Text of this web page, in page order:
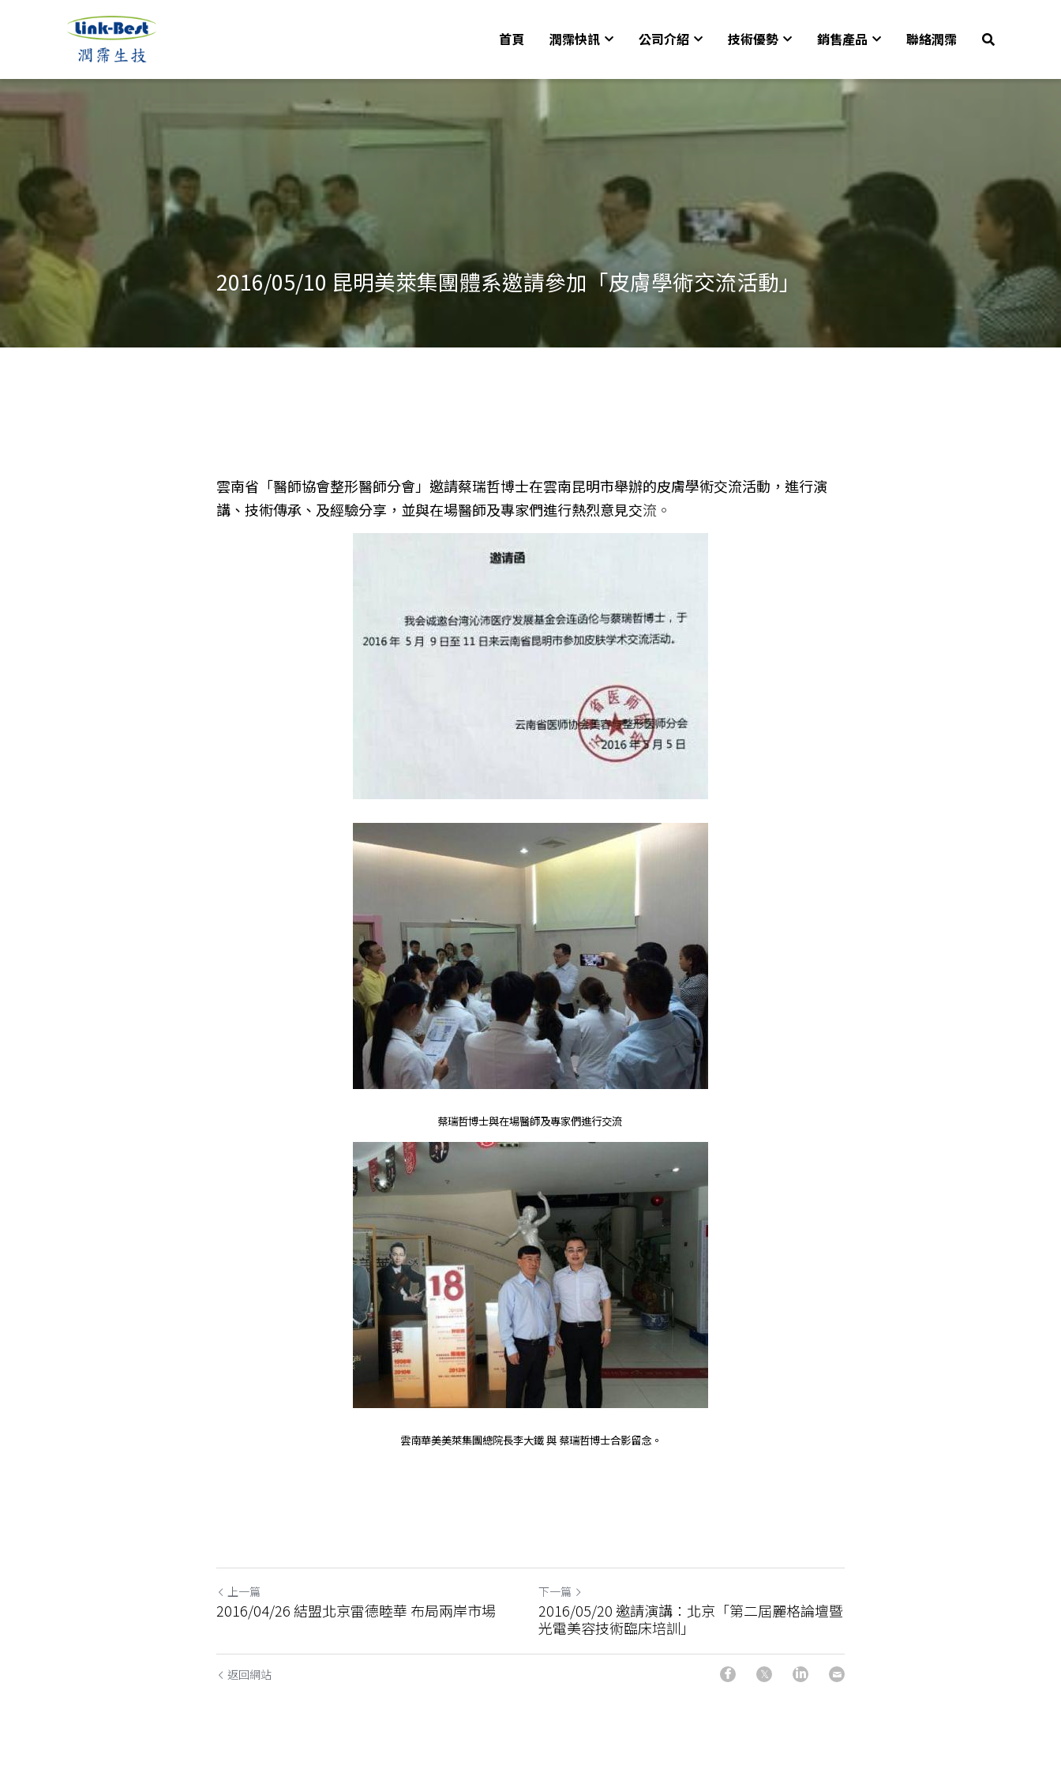
首頁 潤霈快訊 公司介紹 技術優勢 銷售產品 聯絡潤霈
2016/05/10 昆明美萊集團體系邀請參加「皮膚學術交流活動」
雲南省「醫師協會整形醫師分會」邀請蔡瑞哲博士在雲南昆明市舉辦的皮膚學術交流活動，進行演
講、技術傳承、及經驗分享，並與在場醫師及專家們進行熱烈意見交流。
蔡瑞哲博士與在場醫師及專家們進行交流
雲南華美美萊集團總院長李大鐵 與 蔡瑞哲博士合影留念。
上一篇
2016/04/26 結盟北京雷德睦華 布局兩岸市場
下一篇
2016/05/20 邀請演講：北京「第二屆麗格論壇暨
光電美容技術臨床培訓」
返回網站